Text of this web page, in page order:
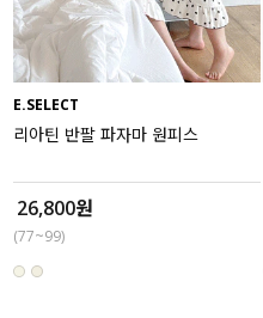
E.SELECT
리아틴 반팔 파자마 원피스
26,800원
(77~99)